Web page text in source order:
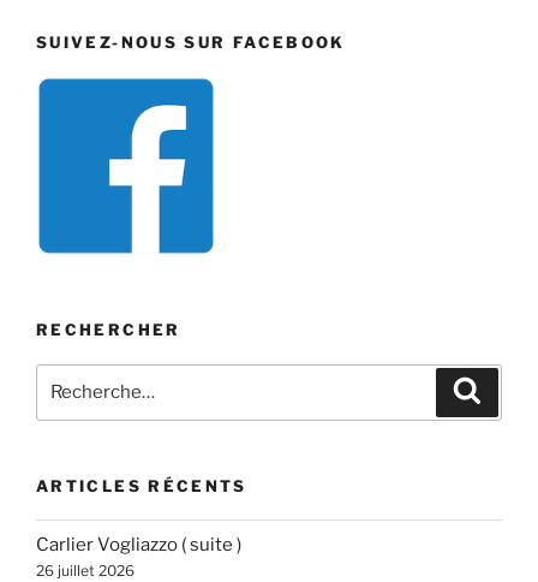
SUIVEZ-NOUS SUR FACEBOOK
RECHERCHER
pour
ARTICLES RÉCENTS
Carlier Vogliazzo ( suite )
26 juillet 2026